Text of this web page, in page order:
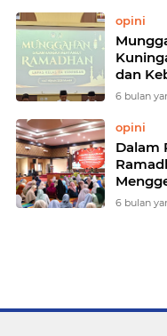
opini
dan
6 bulan
opini
Dalam
6 bulan